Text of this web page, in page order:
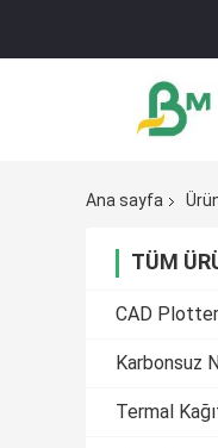
Ana sayfa
TÜM
CAD Plotter
Karbonsuz
Termal